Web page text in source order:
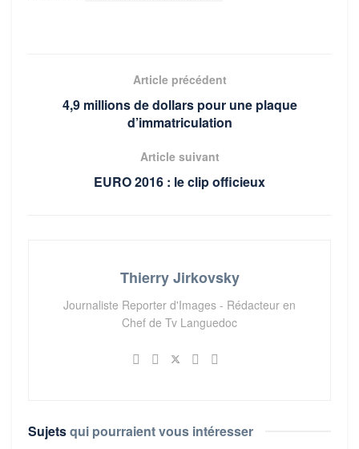
Article précédent
4,9 millions de dollars pour une plaque
d’immatriculation
Article suivant
EURO 2016 : le clip officieux
Thierry Jirkovsky
Journaliste Reporter d'Images - Rédacteur en
Chef de Tv Languedoc
Sujetsqui pourraient vous intéresser